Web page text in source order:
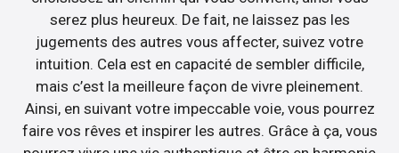
serez plus heureux. De fait, ne laissez pas les
jugements des autres vous affecter, suivez votre
intuition. Cela est en capacité de sembler difficile,
mais c’est la meilleure façon de vivre pleinement.
Ainsi, en suivant votre impeccable voie, vous pourrez
faire vos rêves et inspirer les autres. Grâce à ça, vous